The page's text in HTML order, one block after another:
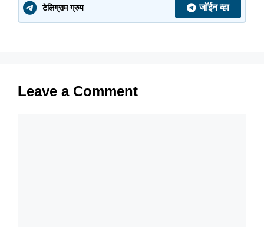
टेलिग्राम ग्रुप जॉईन व्हा
Leave a Comment